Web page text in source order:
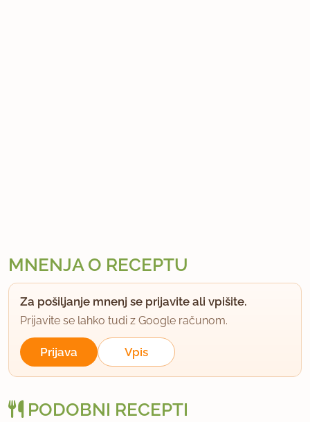
MNENJA O RECEPTU
Za pošiljanje mnenj se prijavite ali vpišite.
Prijavite se lahko tudi z Google računom.
Prijava Vpis
PODOBNI RECEPTI